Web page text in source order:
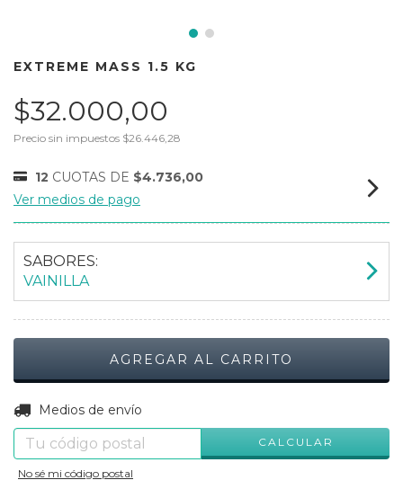
EXTREME MASS 1.5 KG
$32.000,00
Precio sin impuestos $26.446,28
12 CUOTAS DE $4.736,00
Ver medios de pago
SABORES:
VAINILLA
Entregas para el CP:
Medios de envío
CALCULAR
No sé mi código postal